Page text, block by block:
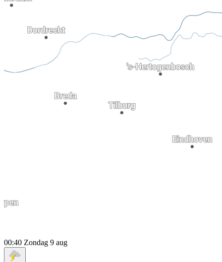
00:40 Zondag 9 aug